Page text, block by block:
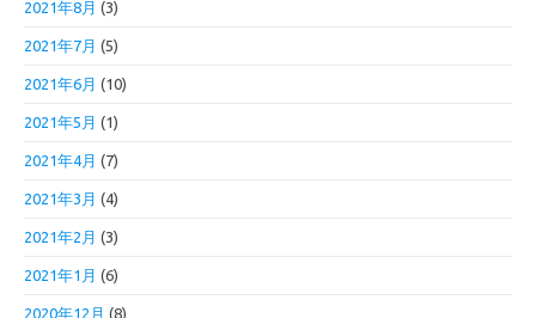
2021年8月 (3)
2021年7月 (5)
2021年6月 (10)
2021年5月 (1)
2021年4月 (7)
2021年3月 (4)
2021年2月 (3)
2021年1月 (6)
2020年12月 (8)